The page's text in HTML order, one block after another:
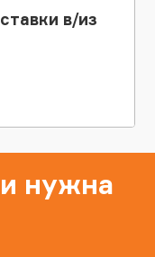
в/из
нужна